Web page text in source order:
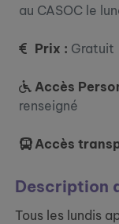
au CASOC le
Prix : Gratuit
Accès
renseigné
Accès
Description
Tous les lundis